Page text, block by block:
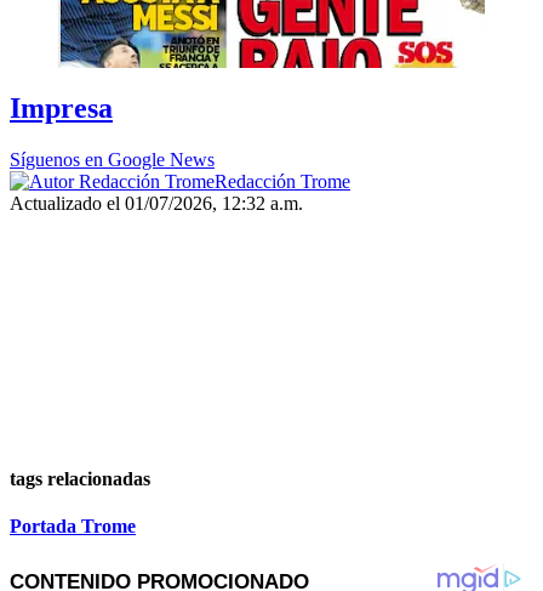
Impresa
Síguenos en Google News
Redacción Trome
Actualizado el 01/07/2026, 12:32 a.m.
tags relacionadas
Portada Trome